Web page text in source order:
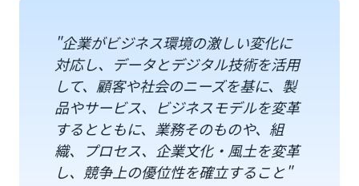
マーケティングDXの成功事例
江崎グリコ株式会社
JTB
日本コカ・コーラ
"企業がビジネス環境の激しい変化に
対応し、データとデジタル技術を活用
して、顧客や社会のニーズを基に、製
品やサービス、ビジネスモデルを変革
するとともに、業務そのものや、組
織、プロセス、企業文化・風土を変革
し、競争上の優位性を確立すること"